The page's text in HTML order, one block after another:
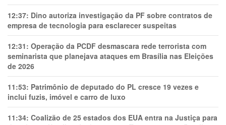
12:37: Dino autoriza investigação da PF sobre contratos de
empresa de tecnologia para esclarecer suspeitas
12:31: Operação da PCDF desmascara rede terrorista com
seminarista que planejava ataques em Brasília nas Eleições
de 2026
11:53: Patrimônio de deputado do PL cresce 19 vezes e
inclui fuzis, imóvel e carro de luxo
11:34: Coalizão de 25 estados dos EUA entra na Justiça para